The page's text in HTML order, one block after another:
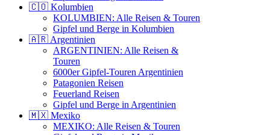
🇨🇴 Kolumbien
KOLUMBIEN: Alle Reisen & Touren
Gipfel und Berge in Kolumbien
🇦🇷 Argentinien
ARGENTINIEN: Alle Reisen &
Touren
6000er Gipfel-Touren Argentinien
Patagonien Reisen
Feuerland Reisen
Gipfel und Berge in Argentinien
🇲🇽 Mexiko
MEXIKO: Alle Reisen & Touren